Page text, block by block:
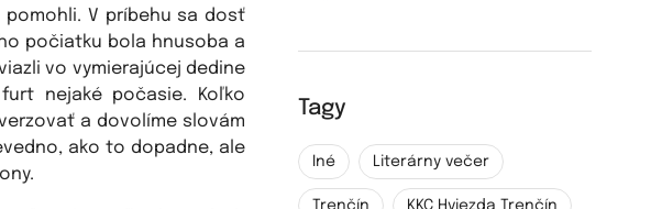
V príbehu sa dosť
počiatku bola hnusoba a
vo vymierajúcej dedine
nejaké počasie. Koľko
a dovolíme slovám
ako to dopadne, ale
Tagy
Iné Literárny večer
Trenčín KKC Hviezda Trenčín